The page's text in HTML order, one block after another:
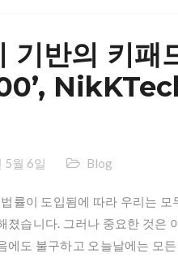
기반의 키패
5월 6일 Blog
률이 도입됨에 따라 우리는
졌습니다. 그러나 중요한 것은
에도 불구하고 오늘날에는 모